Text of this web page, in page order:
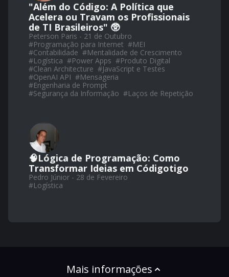
"Além do Código: A Política que
Acelera ou Travam os Profissionais
de TI Brasileiros" 🥸
Peterson Paris - 21 de Outubro
#Programação para Internet #MEI
#Contabilidade #Mentalidade de Crescimento
#Logística #Power Apps #Produto Digital
#Clean Architecture #JavaScript e Testes
#OpenAI API #Mensageria
#Engenharia de Prompt
#Segurança da Informação #Laços de Repetição
🧠Lógica de Programação: Como
Transformar Ideias em Códigotigo
Pedro Júnior - 28 de Fevereiro
#Logística
Mais informações